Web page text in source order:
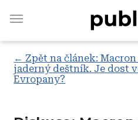
main
← Zpět na článek:
jaderný deštník. Je dost
Evropany?
Vyhledávejte na